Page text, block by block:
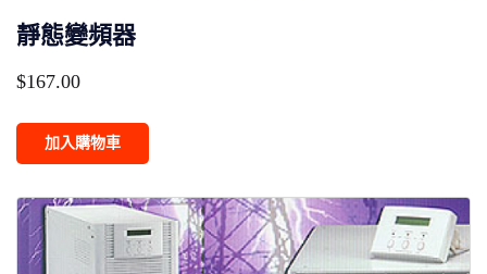
靜態變頻器
$167.00
加入購物車